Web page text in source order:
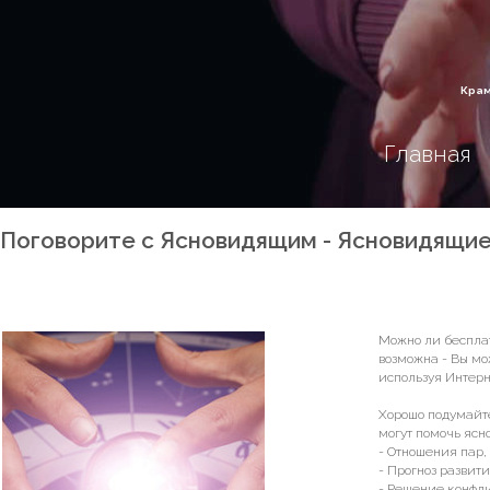
Главная
Поговорите с Ясновидящим -
Можно ли
возможна - Вы
используя
Хорошо
могут помочь
- Отношения пар,
- Прогноз